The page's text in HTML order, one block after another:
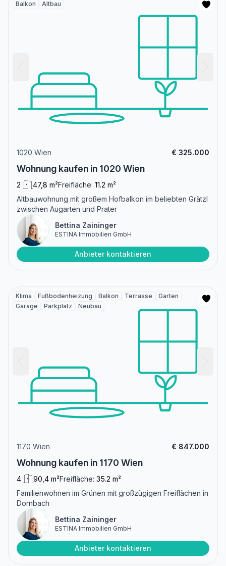
Balkon Altbau
1020 Wien € 325.000
Wohnung kaufen in 1020 Wien
2 47,8 m²Freifläche: 11.2 m²
Altbauwohnung mit großem Hofbalkon im beliebten Grätzl
zwischen Augarten und Prater
Bettina Zaininger
ESTINA Immobilien GmbH
Anbieter kontaktieren
Klima Fußbodenheizung Balkon Terrasse
Garten
Garage
Parkplatz Neubau
1170 Wien € 847.000
Wohnung kaufen in 1170 Wien
4 90,4 m²Freifläche: 35.2 m²
Familienwohnen im Grünen mit großzügigen Freiflächen in
Dornbach
Bettina Zaininger
ESTINA Immobilien GmbH
Anbieter kontaktieren